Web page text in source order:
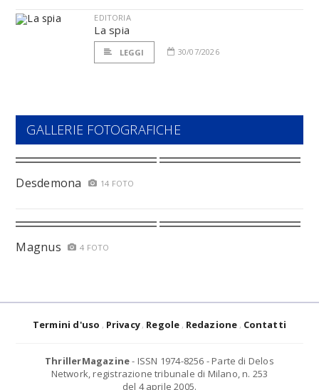
EDITORIA
La spia
LEGGI 30/07/2026
GALLERIE FOTOGRAFICHE
Desdemona 14 FOTO
Magnus 4 FOTO
Termini d'uso Privacy Regole Redazione Contatti
ThrillerMagazine- ISSN 1974-8256 - Parte di Delos
Network, registrazione tribunale di Milano, n. 253
del 4 aprile 2005.